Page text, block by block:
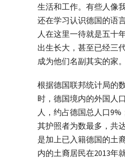
生活和工作。有些人像
还在学习认识德国的语
人在这里一待就是五十
出生长大，甚至已经三
成为他们名副其实的家。
根据德国联邦统计局的
时，德国境内的外国人
人，约占德国总人口
其护照者为数最多，共
是加上已入籍德国的土
内的土裔居民在2013年